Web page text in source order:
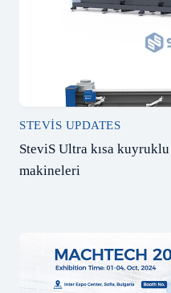
STEVIS UPDATES
SteviS Ultra kısa
makineleri